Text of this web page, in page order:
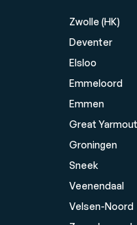
Zwolle (HK)
Deventer
Elsloo
Emmeloord
Emmen
Great
Groningen
Sneek
Veenendaal
Velsen-Noord